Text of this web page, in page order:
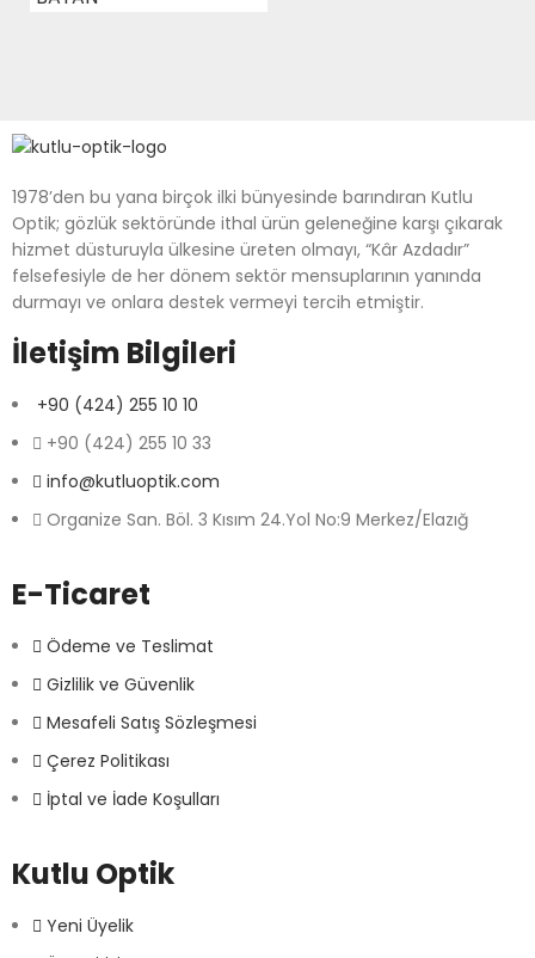
1978’den bu yana birçok ilki bünyesinde barındıran Kutlu
Optik; gözlük sektöründe ithal ürün geleneğine karşı çıkarak
hizmet düsturuyla ülkesine üreten olmayı, “Kâr Azdadır”
felsefesiyle de her dönem sektör mensuplarının yanında
durmayı ve onlara destek vermeyi tercih etmiştir.
İletişim Bilgileri
+90 (424) 255 10 10
+90 (424) 255 10 33
info@kutluoptik.com
Organize San. Böl. 3 Kısım 24.Yol No:9 Merkez/Elazığ
E-Ticaret
Ödeme ve Teslimat
Gizlilik ve Güvenlik
Mesafeli Satış Sözleşmesi
Çerez Politikası
İptal ve İade Koşulları
Kutlu Optik
Yeni Üyelik